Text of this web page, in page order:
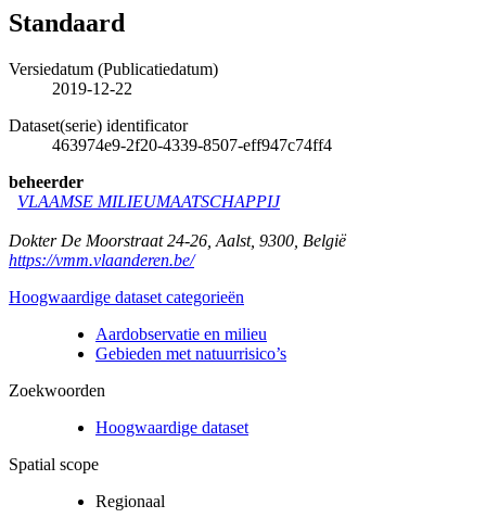
Standaard
Versiedatum (Publicatiedatum)
2019-12-22
Dataset(serie) identificator
463974e9-2f20-4339-8507-eff947c74ff4
beheerder
VLAAMSE MILIEUMAATSCHAPPIJ
Dokter De Moorstraat 24-26 Aalst, 9300 België
https://vmm.vlaanderen.be/
Hoogwaardige dataset categorieën
Aardobservatie en milieu
Gebieden met natuurrisico’s
Zoekwoorden
Hoogwaardige dataset
Spatial scope
Regionaal